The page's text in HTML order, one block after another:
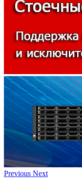
Previous Next